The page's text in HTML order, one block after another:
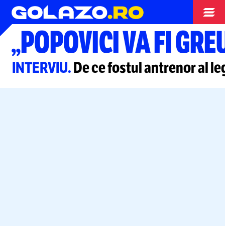
Înot
„POPOVICI VA FI
INTERVIU.De ce fostul antrenor al